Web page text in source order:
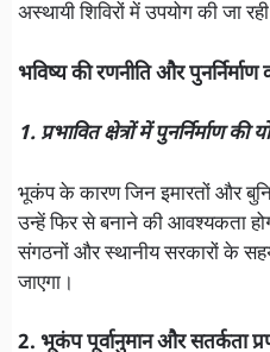
अस्थायी शिविरों में उपयोग की जा
भविष्य की रणनीति और पुनर्निर्माण
1. प्रभावित क्षेत्रों में पुनर्निर्माण की
भूकंप के कारण जिन इमारतों और
उन्हें फिर से बनाने की आवश्यकता
संगठनों और स्थानीय सरकारों के
जाएगा।
2. भूकंप पूर्वानुमान और सतर्कता